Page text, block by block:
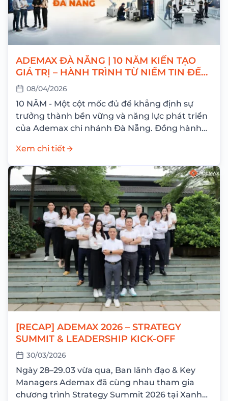
ADEMAX ĐÀ NẴNG | 10 NĂM KIẾN TẠO
GIÁ TRỊ – HÀNH TRÌNH TỪ NIỀM TIN ĐẾN
THÀNH CÔNG
08/04/2026
10 NĂM - Một cột mốc đủ để khẳng định sự
trưởng thành bền vững và năng lực phát triển
của Ademax chi nhánh Đà Nẵng. Đồng hành
Xem chi tiết
[RECAP] ADEMAX 2026 – STRATEGY
SUMMIT & LEADERSHIP KICK-OFF
30/03/2026
Ngày 28–29.03 vừa qua, Ban lãnh đạo & Key
Managers Ademax đã cùng nhau tham gia
chương trình Strategy Summit 2026 tại Xanh